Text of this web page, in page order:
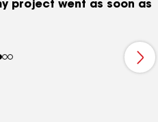
project went as soon as